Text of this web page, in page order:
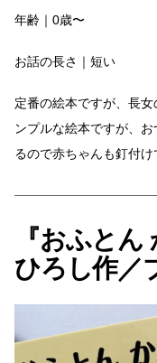
年齢｜0歳〜
お話の長さ｜短い
定番の絵本ですが、長
ンプルな絵本ですが、
るので赤ちゃんも釘付け
『おふと
ひろし作／